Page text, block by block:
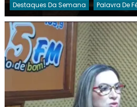
Destaques Da Semana Palavra De